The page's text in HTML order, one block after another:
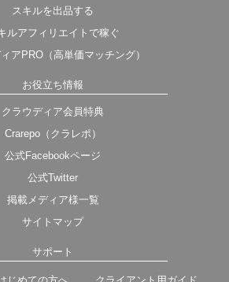
スキルを出品する
ルアフィリエイトで稼ぐ
アPRO（高単価マッチング）
お役立ち情報
クラウディア会員特典
Crarepo（クラレポ）
公式Facebookページ
公式Twitter
掲載メディア様一覧
サイトマップ
サポート